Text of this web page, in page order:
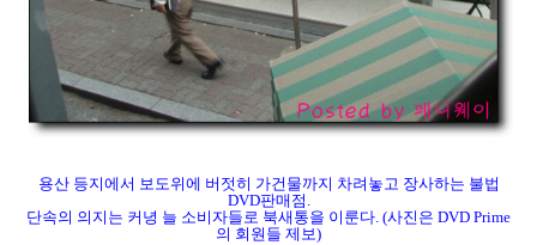
용산 등지에서 보도위에 버젓히 가건물까지 차려놓고 장사하는 불법
DVD판매점.
단속의 의지는 커녕 늘 소비자들로 북새통을 이룬다. (사진은 DVD Prime
의 회원들 제보)